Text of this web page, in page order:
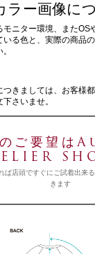
ラー画像に
ニター環境、またOS
る色と、実際の商品
つきましては、お客様
さいませ。
のご要望
ば店頭ですぐにご試着出来
きます